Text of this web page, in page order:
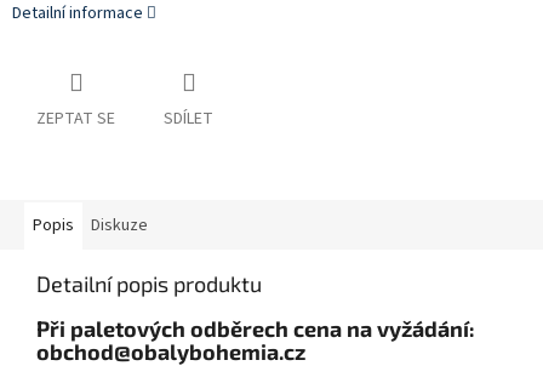
Detailní informace
ZEPTAT SE SDÍLET
Popis Diskuze
Detailní popis produktu
Při paletových odběrech cena na vyžádání:
obchod@obalybohemia.cz